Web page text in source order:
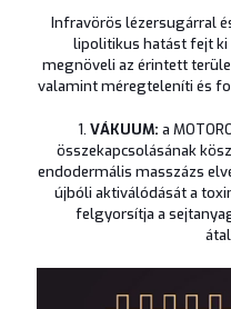
Infravörös lézersugárral
lipolitikus hatást fejt ki
megnöveli az érintett
valamint méregteleníti és
1. VÁKUUM: a
összekapcsolásának
endodermális masszázs
újbóli aktiválódását a
felgyorsítja a